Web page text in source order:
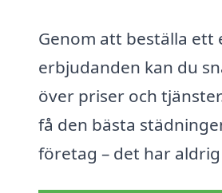
Genom att beställa ett
erbjudanden kan du
över priser och
få den bästa
företag – det har